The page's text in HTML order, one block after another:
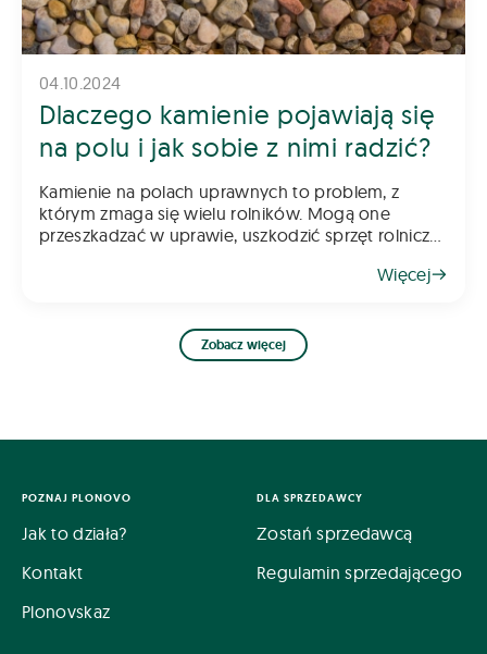
04.10.2024
Dlaczego kamienie pojawiają się
na polu i jak sobie z nimi radzić?
Kamienie na polach uprawnych to problem, z
którym zmaga się wielu rolników. Mogą one
przeszkadzać w uprawie, uszkodzić sprzęt rolniczy
Więcej
Zobacz więcej
POZNAJ PLONOVO
Jak to działa?
Kontakt
Plonovskaz
DLA SPRZEDAWCY
Zostań sprzedawcą
Regulamin sprzedającego